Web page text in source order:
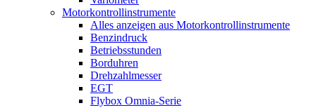
Motorkontrollinstrumente
Alles anzeigen aus Motorkontrollinstrumente
Benzindruck
Betriebsstunden
Borduhren
Drehzahlmesser
EGT
Flybox Omnia-Serie